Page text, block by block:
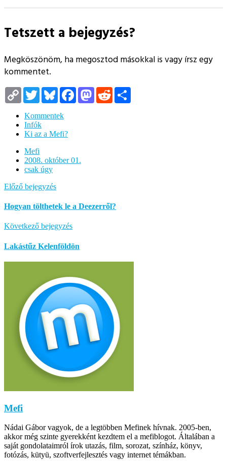
Tetszett a bejegyzés?
Megköszönöm, ha megosztod másokkal is vagy írsz egy
kommentet.
Copy
Link
TwitterBlueskyFacebookMastodon
Reddit
Kommentek
Infók
Ki az a Mefi?
Mefi
2008. október 01.
csak úgy
Előző bejegyzés
Hogyan tölthetek le a Deezerről?
Következő bejegyzés
Lakástűz Kelenföldön
Mefi
Nádai Gábor vagyok, de a legtöbben Mefinek hívnak. 2005-ben,
akkor még szinte gyerekként kezdtem el a mefiblogot. Általában a
saját gondolataimról írok utazás, film, sorozat, színház, könyv,
fotózás, kütyü, szoftverfejlesztés vagy internet témákban.